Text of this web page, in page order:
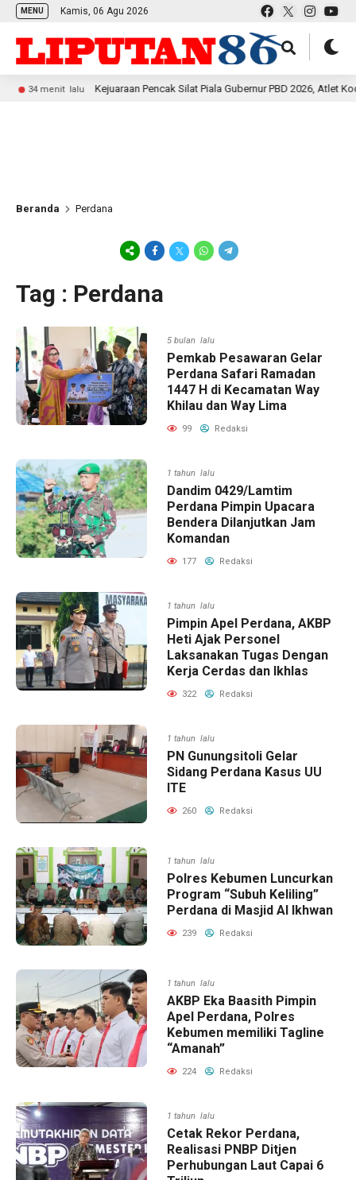
MENU Kamis, 06 Agu 2026
lalu Kejuaraan Pencak Silat Piala Gubernur PBD 2026, Atlet Kodam
Beranda Perdana
Tag : Perdana
5 bulan lalu
Pemkab Pesawaran Gelar
Perdana Safari Ramadan
1447 H di Kecamatan Way
Khilau dan Way Lima
99 Redaksi
1 tahun lalu
Dandim 0429/Lamtim
Perdana Pimpin Upacara
Bendera Dilanjutkan Jam
Komandan
177 Redaksi
1 tahun lalu
Pimpin Apel Perdana, AKBP
Heti Ajak Personel
Laksanakan Tugas Dengan
Kerja Cerdas dan Ikhlas
322 Redaksi
1 tahun lalu
PN Gunungsitoli Gelar
Sidang Perdana Kasus UU
ITE
260 Redaksi
1 tahun lalu
Polres Kebumen Luncurkan
Program “Subuh Keliling”
Perdana di Masjid Al Ikhwan
239 Redaksi
1 tahun lalu
AKBP Eka Baasith Pimpin
Apel Perdana, Polres
Kebumen memiliki Tagline
“Amanah”
224 Redaksi
1 tahun lalu
Cetak Rekor Perdana,
Realisasi PNBP Ditjen
Perhubungan Laut Capai 6